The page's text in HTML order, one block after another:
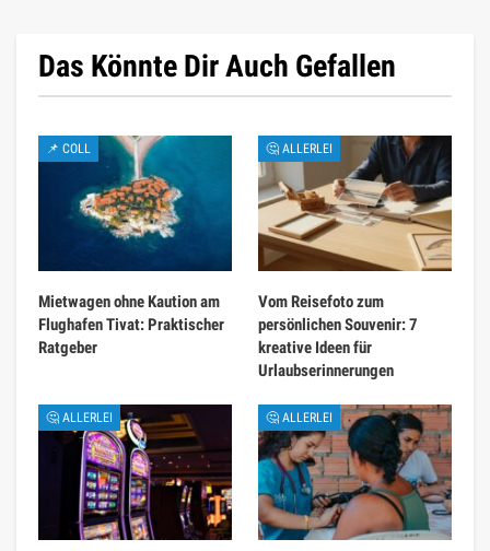
Das Könnte Dir Auch Gefallen
📌 COLL
Mietwagen ohne Kaution am
Flughafen Tivat: Praktischer
Ratgeber
🤔 ALLERLEI
Vom Reisefoto zum
persönlichen Souvenir: 7
kreative Ideen für
Urlaubserinnerungen
🤔 ALLERLEI 🤔 ALLERLEI